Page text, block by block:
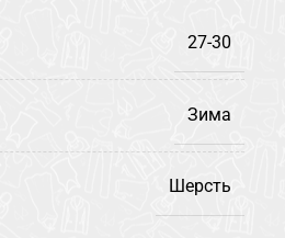
27-30
Зима
Шерсть